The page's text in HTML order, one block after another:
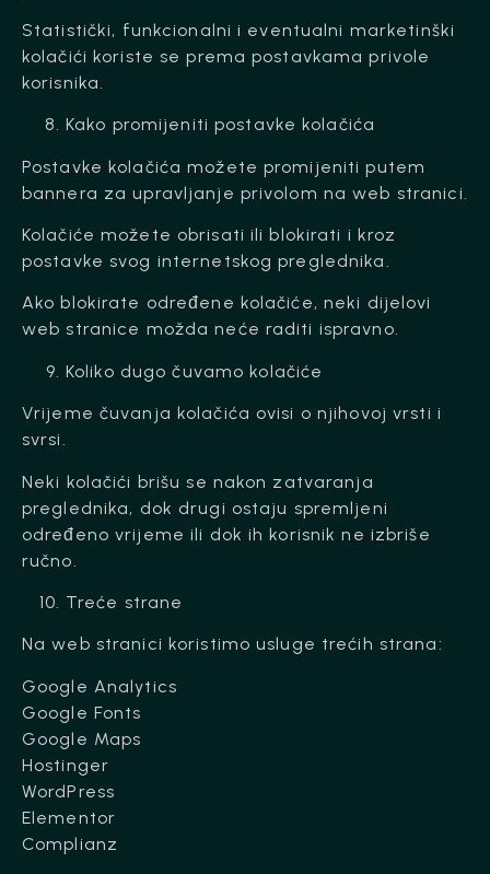
Statistički, funkcionalni i eventualni marketinški
kolačići koriste se prema postavkama privole
korisnika.
Kako promijeniti postavke kolačića
Postavke kolačića možete promijeniti putem
bannera za upravljanje privolom na web stranici.
Kolačiće možete obrisati ili blokirati i kroz
postavke svog internetskog preglednika.
Ako blokirate određene kolačiće, neki dijelovi
web stranice možda neće raditi ispravno.
Koliko dugo čuvamo kolačiće
Vrijeme čuvanja kolačića ovisi o njihovoj vrsti i
svrsi.
Neki kolačići brišu se nakon zatvaranja
preglednika, dok drugi ostaju spremljeni
određeno vrijeme ili dok ih korisnik ne izbriše
ručno.
Treće strane
Na web stranici koristimo usluge trećih strana:
Google Analytics
Google Fonts
Google Maps
Hostinger
WordPress
Elementor
Complianz